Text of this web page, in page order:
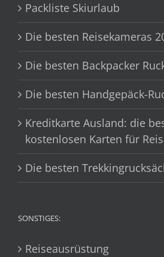
Packliste Skiurlaub
Die besten Reisekameras
Die besten Backpacker
Die besten Handgepäck-
Kreditkarte Ausland: die
kostenlosen Karten für
Die besten
SONSTIGES:
Reiseausrüstung